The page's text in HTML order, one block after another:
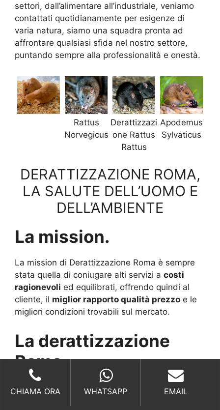
settori, dall’alimentare all’industriale, veniamo
contattati quotidianamente per esigenze di
varia natura, siamo una squadra pronta ad
affrontare qualsiasi sfida nel nostro settore,
puntando sempre alla professionalità e onestà.
Rattus
Norvegicus
Derattizzazi
one Rattus
Rattus
Apodemus
Sylvaticus
DERATTIZZAZIONE ROMA,
LA SALUTE DELL’UOMO E
DELL’AMBIENTE
La mission.
La mission di Derattizzazione Roma è sempre
stata quella di coniugare alti servizi a costi
ragionevoli ed equilibrati, offrendo quindi al
cliente, il miglior rapporto qualità prezzo e le
migliori condizioni trovabili sul mercato.
La derattizzazione
Roma.
Lavorare nel settore delladerattizzazione
CHIAMA ORA WHATSAPP EMAIL